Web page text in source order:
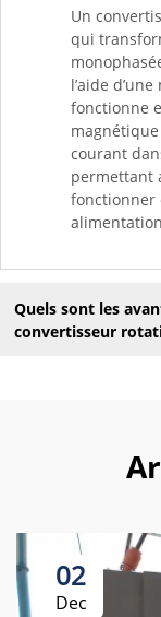
Un
qui
l’aide
fonctionne
courant
permettant
fonctionner
Quels sont les
convertisseur
02
Dec